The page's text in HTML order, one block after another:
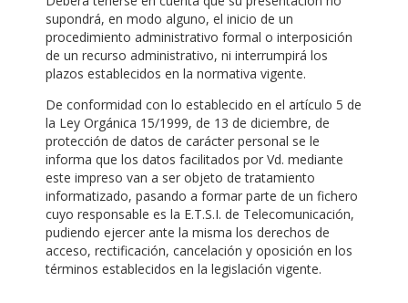
supondrá, en modo alguno, el inicio de un
procedimiento administrativo formal o interposición
de un recurso administrativo, ni interrumpirá los
plazos establecidos en la normativa vigente.
De conformidad con lo establecido en el artículo 5 de
la Ley Orgánica 15/1999, de 13 de diciembre, de
protección de datos de carácter personal se le
informa que los datos facilitados por Vd. mediante
este impreso van a ser objeto de tratamiento
informatizado, pasando a formar parte de un fichero
cuyo responsable es la E.T.S.I. de Telecomunicación,
pudiendo ejercer ante la misma los derechos de
acceso, rectificación, cancelación y oposición en los
términos establecidos en la legislación vigente.